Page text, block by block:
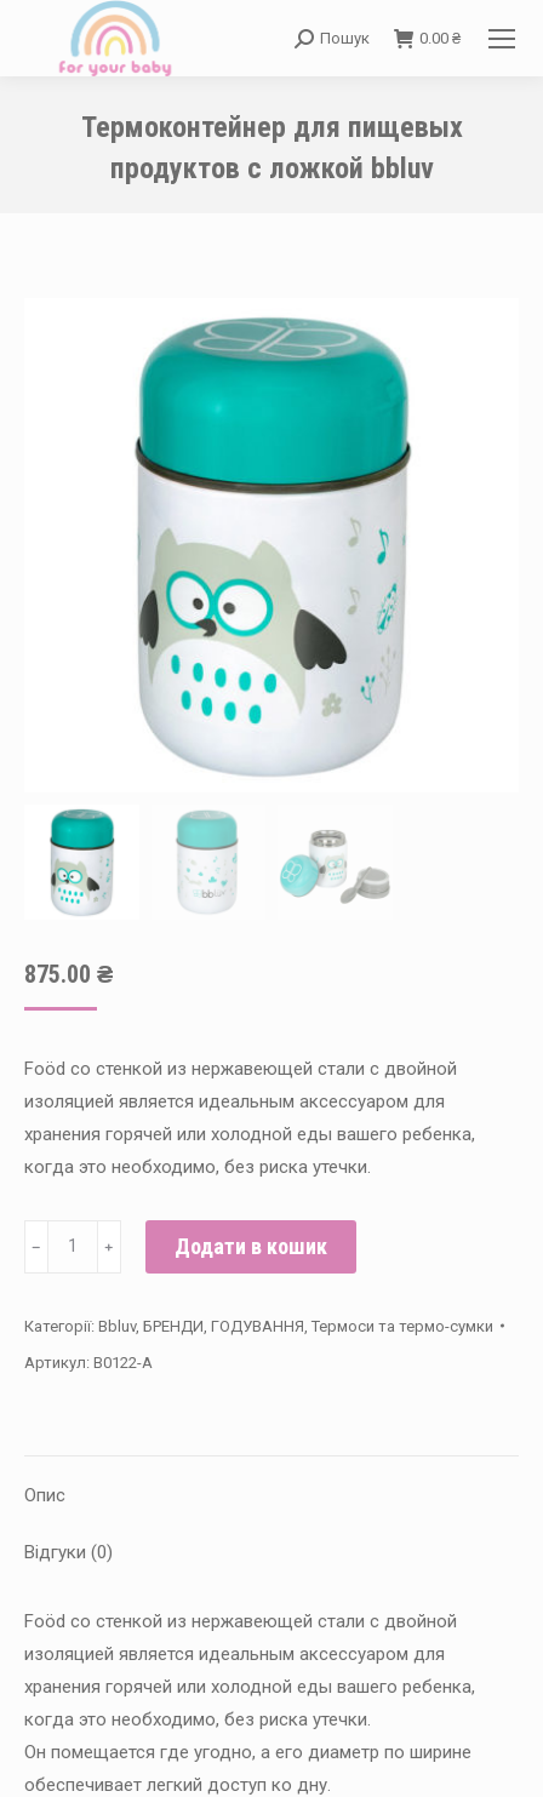
Search:
Пошук 0.00 ₴
Термоконтейнер для пищевых
продуктов с ложкой bbluv
875.00 ₴
Foöd со стенкой из нержавеющей стали с двойной
изоляцией является идеальным аксессуаром для
хранения горячей или холодной еды вашего ребенка,
когда это необходимо, без риска утечки.
Термоконтейнер
продуктов
с
﹣ ﹢ Додати в кошик
Категорії: Bbluv, БРЕНДИ ГОДУВАННЯ Термоси та термо-сумки
Артикул: B0122-A
Опис
Відгуки (0)
Foöd со стенкой из нержавеющей стали с двойной
изоляцией является идеальным аксессуаром для
хранения горячей или холодной еды вашего ребенка,
когда это необходимо, без риска утечки.
Он помещается где угодно, а его диаметр по ширине
обеспечивает легкий доступ ко дну.